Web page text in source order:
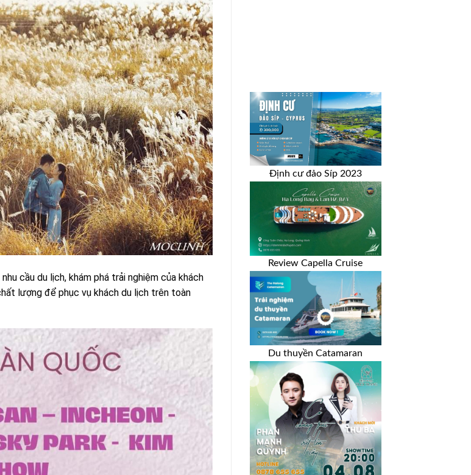
cầu du lịch, khám phá trải nghiệm của khách
lượng để phục vụ khách du lịch trên toàn
Định cư đảo Síp 2023
Review Capella Cruise
Du thuyền Catamaran